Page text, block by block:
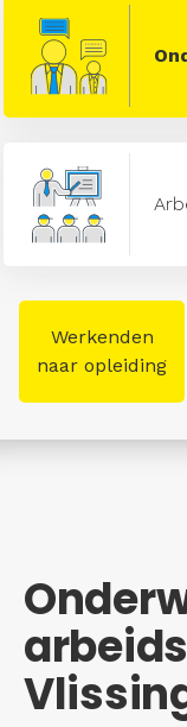
Werkenden
naar opleiding